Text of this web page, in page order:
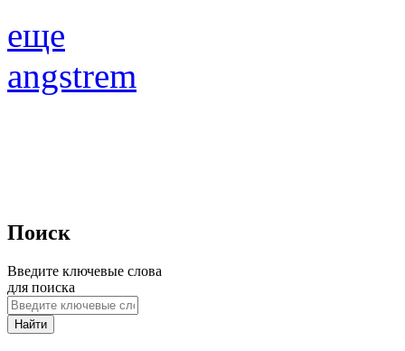
еще
angstrem
Поиск
Введите ключевые слова
для поиска